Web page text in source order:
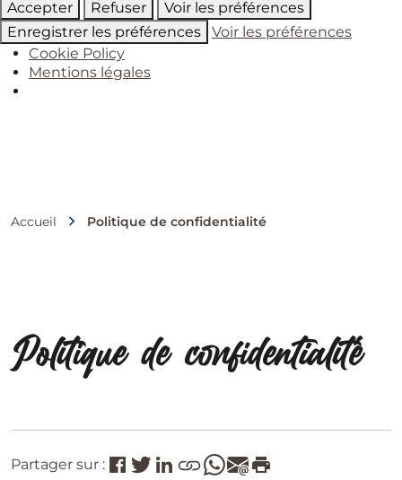
Accepter Refuser
Voir les préférences
Enregistrer les préférences
Voir les préférences
Cookie Policy
Mentions légales
Accueil Politique de confidentialité
Politique de confidentialité
Partager sur :